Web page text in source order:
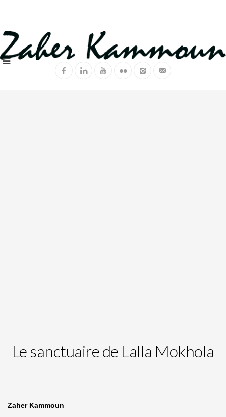
Le sanctuaire de Lalla Mokhola
Zaher Kammoun